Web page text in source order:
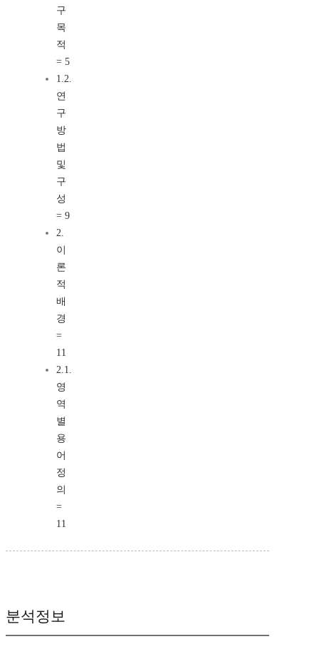
구
목
적
= 5
1.2.
연
구
방
법
및
구
성
= 9
2.
이
론
적
배
경
=
11
2.1.
영
역
별
용
어
정
의
=
11
분석정보